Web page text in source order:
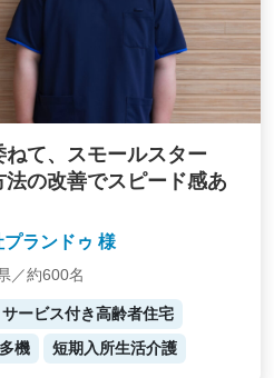
て、スモールスター
法の改善でスピード感あ
ランドゥ 様
／約600名
サービス付き高齢者住宅
機 短期入所生活介護